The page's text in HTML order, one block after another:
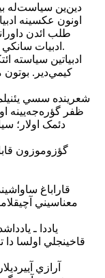
دين‌ين سياست‌له
اونون عکسينه
طلب ائدن
ادبيات سانکي سياستين تيکانليغيندا، داشليغيندا ايپک يولودور.
ادبياتين سياسته
کيمي‌دير. بوتون
شعرينده سسي
ظفر گؤره‌جه‌يينه
دئمک اولار؛
گؤزوموزون
قاراباغ
معناسيني
ياددا ـ
قاخينجلي اولسا دا